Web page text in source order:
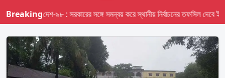
Breaking
বাসস দেশ-৯৮ : সরকারের সঙ্গে সমন্বয় করে স্থানীয় নির্বাচনের তফসিল দেবে ইসি;